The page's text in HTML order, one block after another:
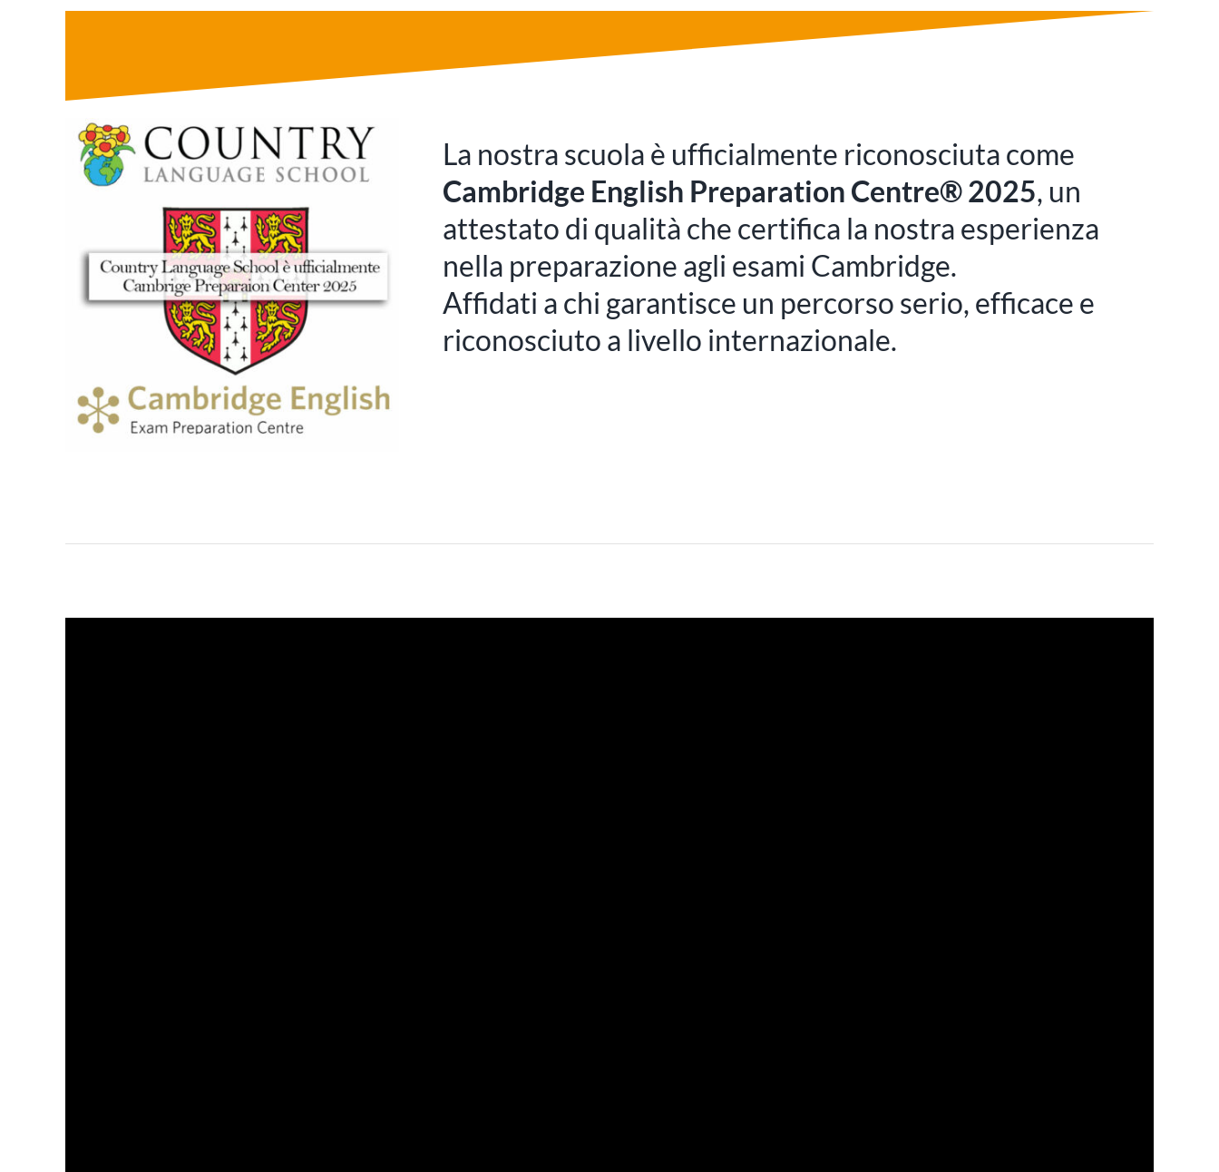
La nostra scuola è ufficialmente riconosciuta come
Cambridge English Preparation Centre® 2025, un
attestato di qualità che certifica la nostra esperienza
nella preparazione agli esami Cambridge.
Affidati a chi garantisce un percorso serio, efficace e
riconosciuto a livello internazionale.